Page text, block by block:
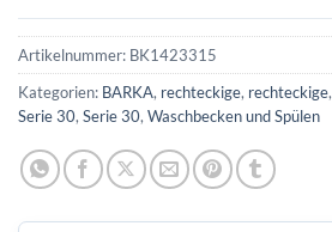
Artikelnummer: BK1423315
Kategorien: BARKA, rechteckige, rechteckige,
Serie 30, Serie 30, Waschbecken und Spülen